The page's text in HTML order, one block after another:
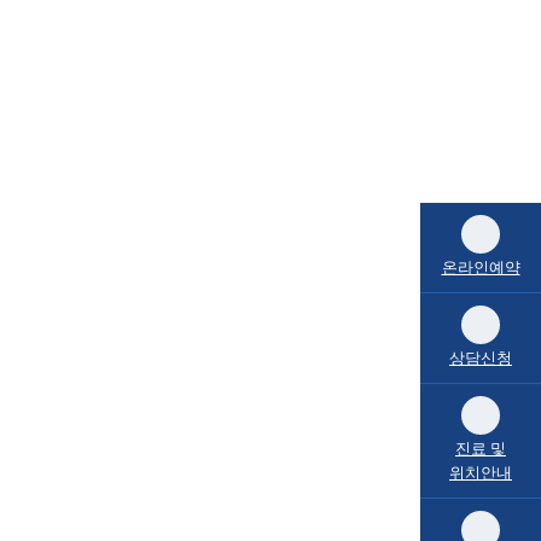
온라인예약
상담신청
진료 및
위치안내